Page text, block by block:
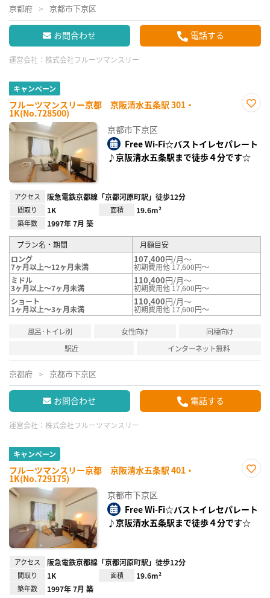
京都府 京都市下京区
お問合わせ 電話する
運営会社： 株式会社フルーツマンスリー
キャンペーン
フルーツマンスリー京都 京阪清水五条駅 301・
1K(No.728500)
録
京都市下京区
Free Wi-Fi☆バストイレセパレート
♪京阪清水五条駅まで徒歩４分です☆
アクセス 阪急電鉄京都線「京都河原町駅」徒歩12分
間取り 1K 面積 19.6m²
築年数 1997年 7月 築
プラン名・期間
月額目安
ロング
7ヶ月以上～12ヶ月未満
107,400円/月～
初期費用他 17,600円～
ミドル
3ヶ月以上～7ヶ月未満
110,400円/月～
初期費用他 17,600円～
ショート
1ヶ月以上～3ヶ月未満
110,400円/月～
初期費用他 17,600円～
風呂･トイレ別 女性向け
同棲向け
駅近
インターネット無料
京都府 京都市下京区
お問合わせ 電話する
運営会社： 株式会社フルーツマンスリー
キャンペーン
フルーツマンスリー京都 京阪清水五条駅 401・
1K(No.729175)
録
京都市下京区
Free Wi-Fi☆バストイレセパレート
♪京阪清水五条駅まで徒歩４分です☆
アクセス 阪急電鉄京都線「京都河原町駅」徒歩12分
間取り 1K 面積 19.6m²
築年数 1997年 7月 築